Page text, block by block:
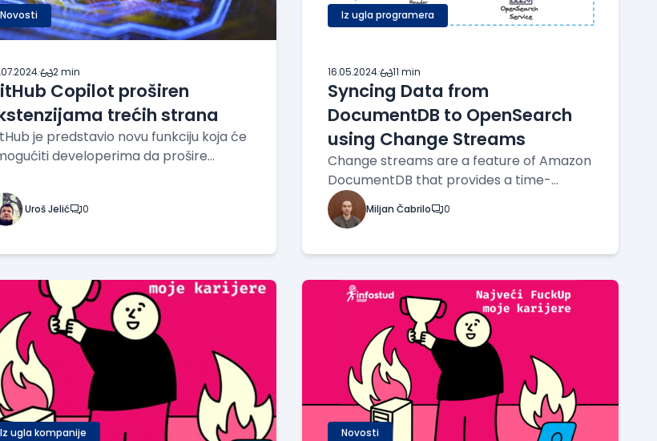
Novosti
· 2 min
Copilot proširen
trećih strana
je predstavio novu funkciju koja će
developerima da prošire
novi nivo prilagodljivosti. Na
Build konferenciji, GitHub je
Machines radi
Uroš Jelić 0
Iz ugla programera
16.05.2024.· 11 min
Syncing Data from
DocumentDB to OpenSearch
using Change Streams
Change streams are a feature of Amazon
DocumentDB that provides a time-
ordered sequence of data change events
that occur within a DocumentDB cluster.
individual collection and can be
configured to provide the complete
Miljan Čabrilo 0
Iz ugla kompanije Novosti